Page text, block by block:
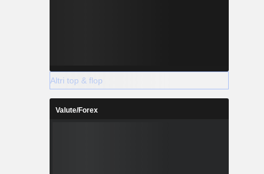
Altri top & flop
Valute/Forex